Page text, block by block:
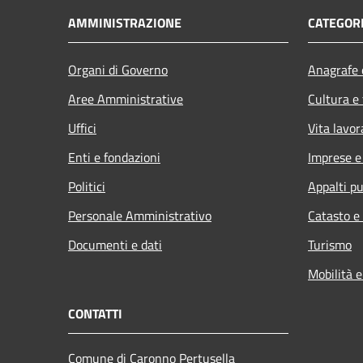
AMMINISTRAZIONE
Organi di Governo
Aree Amministrative
Uffici
Enti e fondazioni
Politici
Personale Amministrativo
Documenti e dati
Cultura
Vita
Imprese
Appalti
Catasto
Turismo
Mobilità
CONTATTI
Comune di Caronno Pertusella